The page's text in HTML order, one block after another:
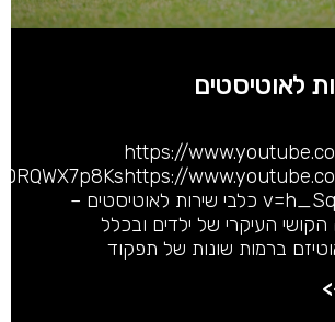
לאוטיסטים
https://
v=h_SqNxwgN2A כלבי שירות לאוטיסטים –
העיקרי של ילדים ובכלל
ברמות שונות של תפקוד